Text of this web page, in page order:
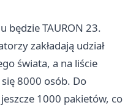
będzie TAURON 23.
zakładają udział
świata, a na liście
8000 osób. Do
1000 pakietów, co